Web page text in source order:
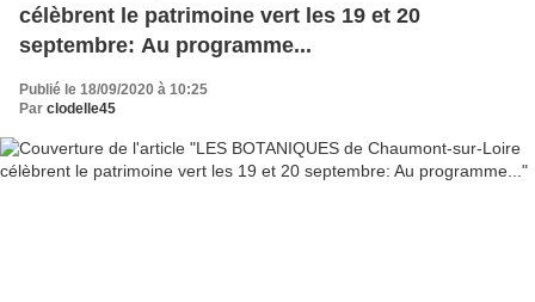
célèbrent le patrimoine vert les 19 et 20
septembre: Au programme...
Publié le 18/09/2020 à 10:25
Par clodelle45